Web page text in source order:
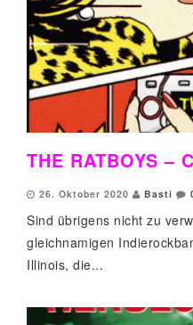
THE RATBOYS –
26. Oktober 2020 Basti
Sind übrigens nicht zu
gleichnamigen
Illinois, die...